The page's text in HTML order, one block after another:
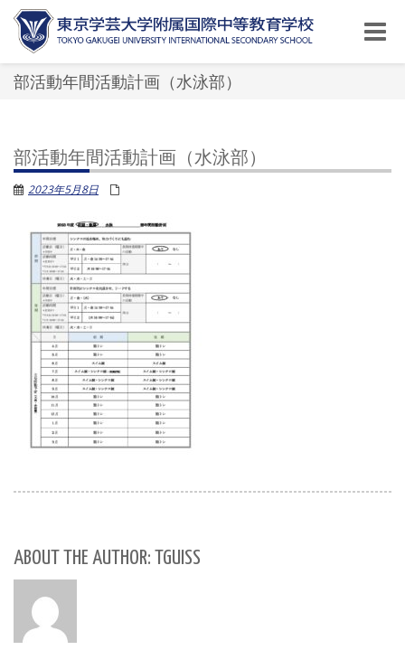
Toggle
部活動年間活動計画（水泳部）
部活動年間活動計画（水泳部）
2023年5月8日
ABOUT THE AUTHOR: TGUISS